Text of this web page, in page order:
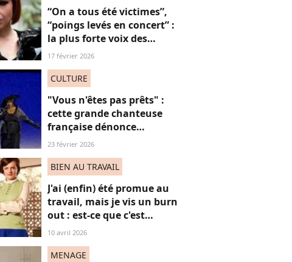
“On a tous été victimes”,
“poings levés en concert” :
la plus forte voix des
Victoires de la Musique
chanson “Je t’accuse”
17 février 2026
CULTURE
"Vous n'êtes pas prêts" :
cette grande chanteuse
française dénonce
“l’effacement des femmes
(forcément) réagir
23 février 2026
BIEN AU TRAVAIL
J'ai (enfin) été promue au
travail, mais je vis un burn
out : est-ce que c'est
normal ?
10 avril 2026
MENAGE